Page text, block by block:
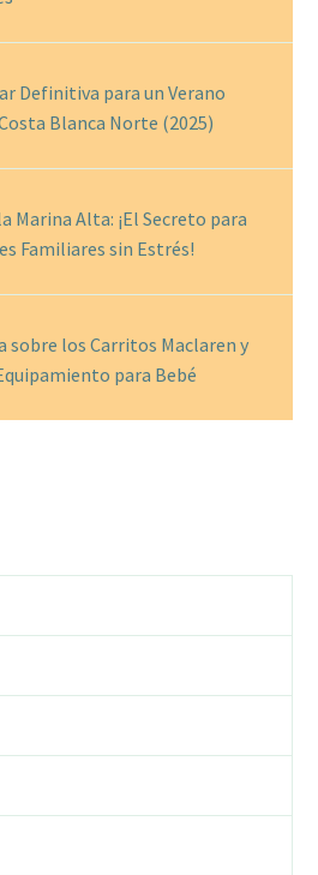
Definitiva para un Verano
Blanca Norte (2025)
Marina Alta: ¡El Secreto para
Familiares sin Estrés!
sobre los Carritos Maclaren y
para Bebé